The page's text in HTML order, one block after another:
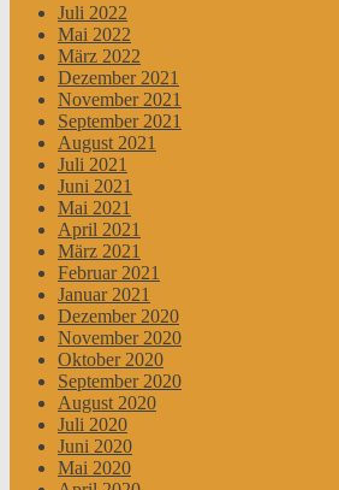
Juli 2022
Mai 2022
März 2022
Dezember 2021
November 2021
September 2021
August 2021
Juli 2021
Juni 2021
Mai 2021
April 2021
März 2021
Februar 2021
Januar 2021
Dezember 2020
November 2020
Oktober 2020
September 2020
August 2020
Juli 2020
Juni 2020
Mai 2020